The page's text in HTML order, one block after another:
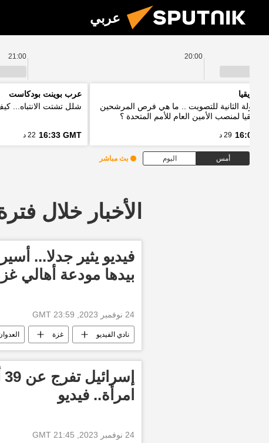
عربي
20:00
21:00
افريقيا
الجولة الثانية للتصويت .. ما هي فرص المرشحين
لمنصب الأمين العام للأمم المتحدة ؟
16:03 29 د
عرب بوينت بودكاست
شلل تشتت الانتباه...
16:33 GMT 22 د
أمس اليوم بث مباشر
الأخبار خلال فترة
فيديو يثير جدلا...
بيدها مودعة أهالي
24 نوفمبر 2023, 23:59 GMT
نادي الفيديو غزة
طوفان الأقصى تسليم رهائن
امرأة.. فيديو
24 نوفمبر 2023, 21:45 GMT